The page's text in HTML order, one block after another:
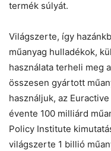
termék súlyát.
Világszerte, így
műanyag hulladékok,
használata terheli meg
összesen gyártott
használjuk, az
évente 100 milliárd
Policy Institute
világszerte 1 billió